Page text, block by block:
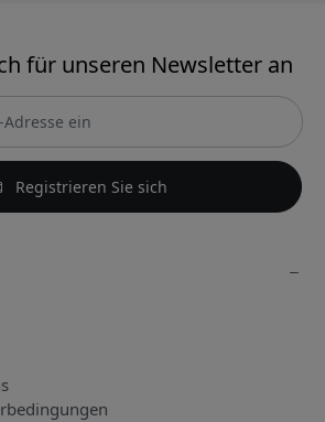
für unseren Newsletter an
Registrieren Sie sich